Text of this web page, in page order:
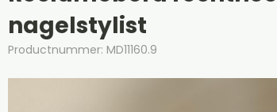
nagelstylist
Productnummer: MD11160.9